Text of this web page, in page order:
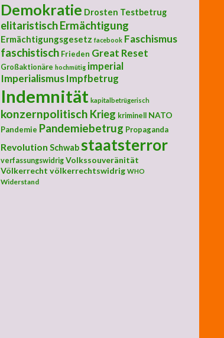
Demokratie Drosten Testbetrug
elitaristischErmächtigung
Ermächtigungsgesetz facebook Faschismus
faschistisch Frieden Great Reset
Großaktionäre hochmütig imperial
Imperialismus Impfbetrug
Indemnität kapitalbetrügerisch
konzernpolitisch Krieg kriminell
NATO
Pandemie Pandemiebetrug Propaganda
Revolution Schwabstaatsterror
verfassungswidrig Volkssouveränität
Völkerrecht völkerrechtswidrig WHO
Widerstand